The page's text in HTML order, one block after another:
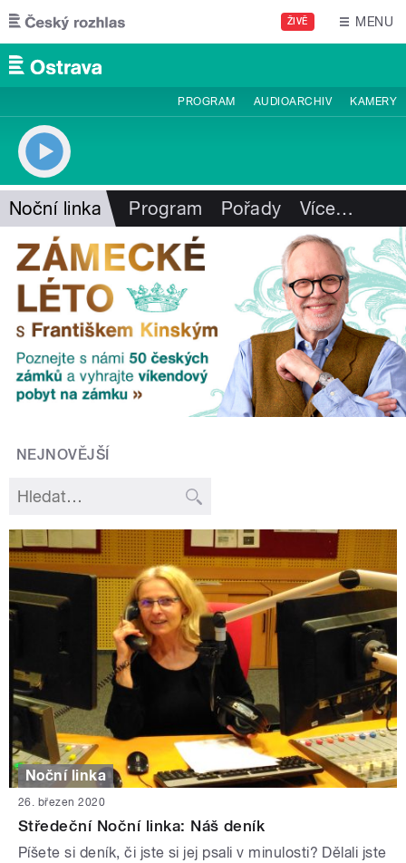
Přejít k hlavnímu obsahu
ŽIVĚ MENU
PROGRAM AUDIOARCHIV KAMERY
Noční linka Program Pořady Více…
NEJNOVĚJŠÍ
Noční linka
26. březen 2020
Středeční Noční linka: Náš deník
Píšete si deník, či jste si jej psali v minulosti? Dělali jste